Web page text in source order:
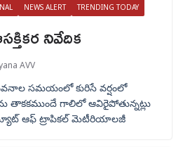
NEWS ALERT TRENDING TODAY
నివేదిక
AVV
సమయంలో కురిసే వర్షంలో
తాకకముందే గాలిలో ఆవిరైపోతున్నట్లు
ఆఫ్ ట్రాపికల్ మెటీరియాలజీ